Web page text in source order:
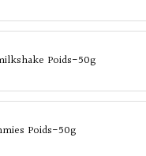
Poids-50g
Poids-50g